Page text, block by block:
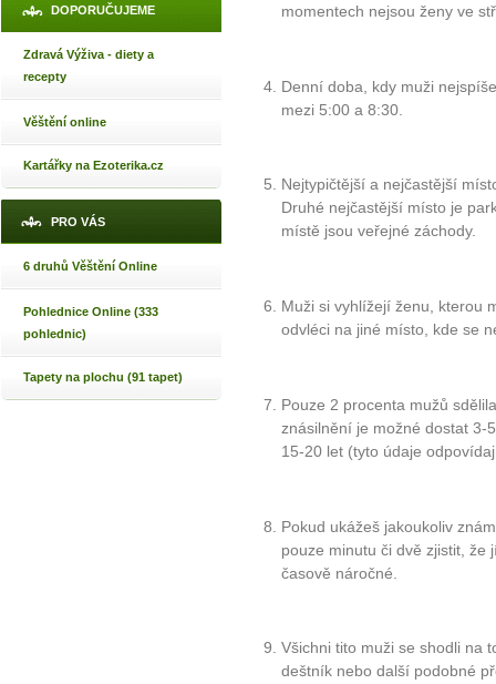
DOPORUČUJEME
Zdravá Výživa - diety a
recepty
Věštění online
Kartářky na Ezoterika.cz
PRO VÁS
6 druhů Věštění Online
Pohlednice Online (333
pohlednic)
Tapety na plochu (91 tapet)
momentech nejsou ženy ve
Denní doba, kdy muži
mezi 5:00 a 8:30.
Nejtypičtější a nejčastější
Druhé nejčastější místo je
místě jsou veřejné záchody.
Muži si vyhlížejí ženu, kterou
odvléci na jiné místo, kde se
Pouze 2 procenta mužů
znásilnění je možné dostat 3-
15-20 let (tyto údaje
Pokud ukážeš jakoukoliv
pouze minutu či dvě zjistit, že
časově náročné.
Všichni tito muži se shodli na
deštník nebo další podobné